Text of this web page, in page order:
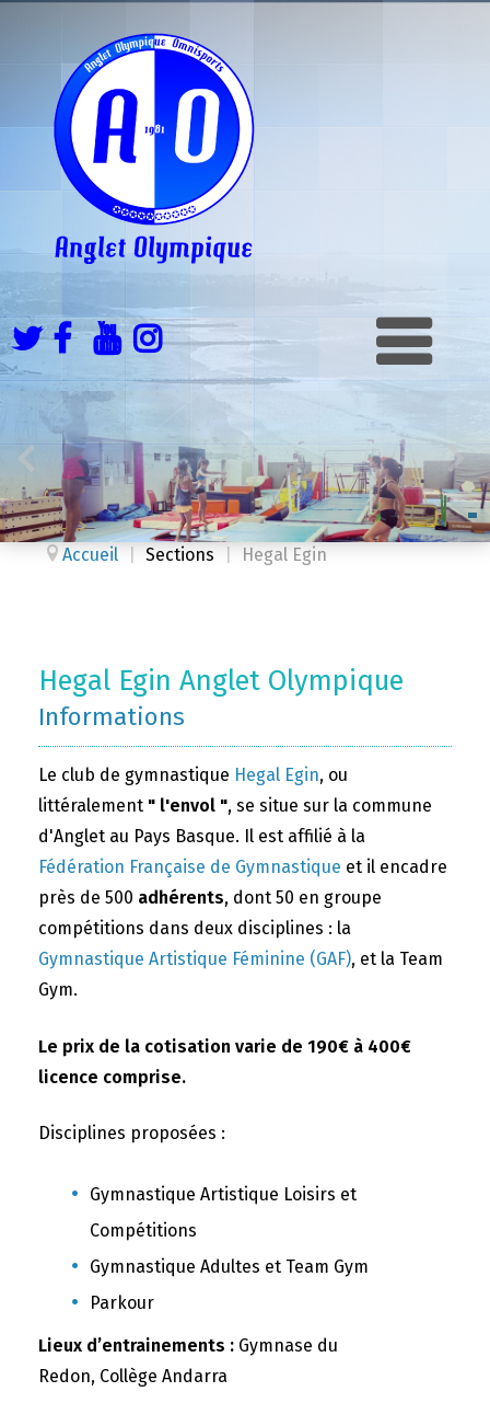
Accueil Sections Hegal Egin
Hegal Egin Anglet Olympique
Informations
Le club de gymnastique Hegal Egin, ou
littéralement " l'envol ", se situe sur la commune
d'Anglet au Pays Basque. Il est affilié à la
Fédération Française de Gymnastique et il encadre
près de 500 adhérents, dont 50 en groupe
compétitions dans deux disciplines : la
Gymnastique Artistique Féminine (GAF), et la Team
Gym.
Le prix de la cotisation varie de 190€ à 400€
licence comprise.
Disciplines proposées :
Gymnastique Artistique Loisirs et
Compétitions
Gymnastique Adultes et Team Gym
Parkour
Lieux d’entrainements : Gymnase du
Redon, Collège Andarra